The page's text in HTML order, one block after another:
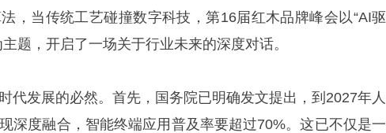
，当传统工艺碰撞数字科技，第16届红木品牌峰会以“AI驱
题，开启了一场关于行业未来的深度对话。
代发展的必然。首先，国务院已明确发文提出，到2027年人
深度融合，智能终端应用普及率要超过70%。这已不仅是一